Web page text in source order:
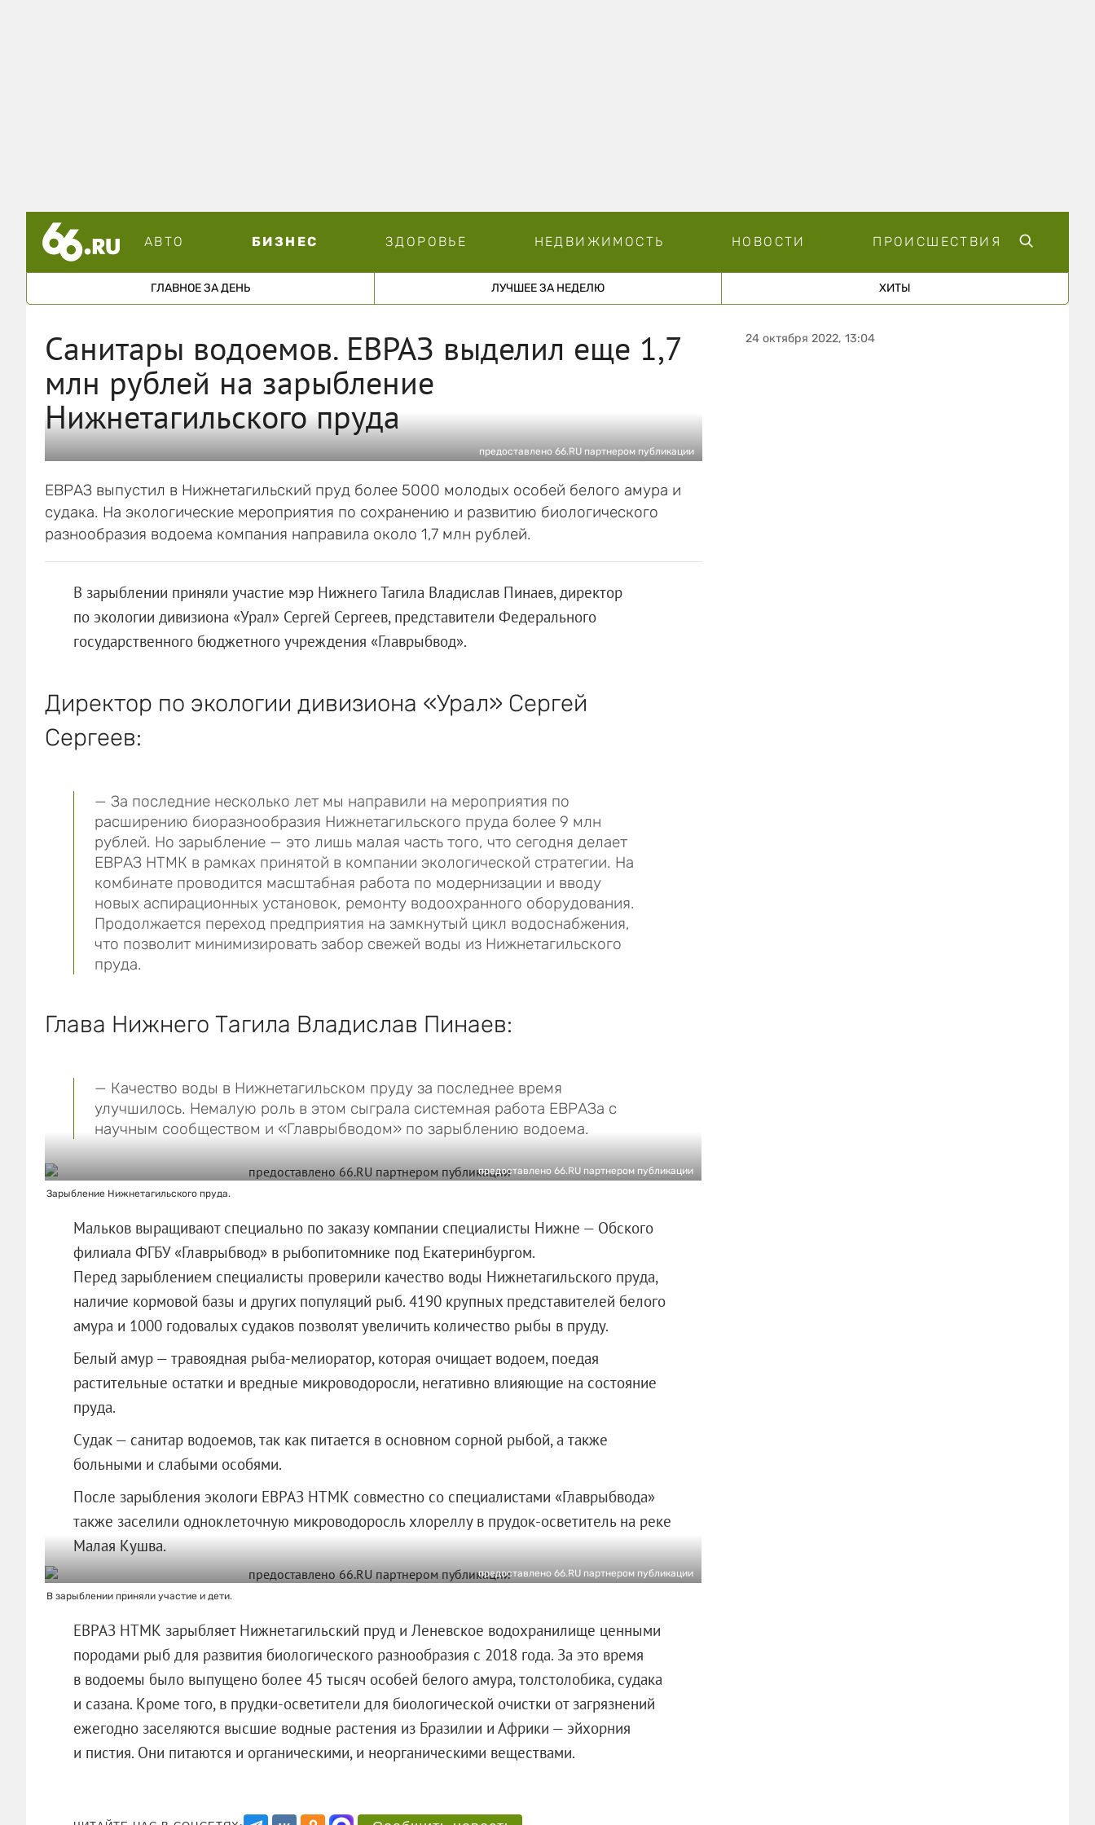
АВТО БИЗНЕС ЗДОРОВЬЕ НЕДВИЖИМОСТЬ НОВОСТИ ПРОИСШЕСТВИЯ
ГЛАВНОЕ ЗА ДЕНЬ ЛУЧШЕЕ ЗА НЕДЕЛЮ ХИТЫ
Санитары водоемов. ЕВРАЗ выделил еще 1,7
млн рублей на зарыбление
Нижнетагильского пруда
предоставлено 66.RU партнером публикации
ЕВРАЗ выпустил в Нижнетагильский пруд более 5000 молодых особей белого амура и
судака. На экологические мероприятия по сохранению и развитию биологического
разнообразия водоема компания направила около 1,7 млн рублей.
В зарыблении приняли участие мэр Нижнего Тагила Владислав Пинаев, директор
по экологии дивизиона «Урал» Сергей Сергеев, представители Федерального
государственного бюджетного учреждения «Главрыбвод».
Директор по экологии дивизиона «Урал» Сергей
Сергеев:
— За последние несколько лет мы направили на мероприятия по
расширению биоразнообразия Нижнетагильского пруда более 9 млн
рублей. Но зарыбление — это лишь малая часть того, что сегодня делает
ЕВРАЗ НТМК в рамках принятой в компании экологической стратегии. На
комбинате проводится масштабная работа по модернизации и вводу
новых аспирационных установок, ремонту водоохранного оборудования.
Продолжается переход предприятия на замкнутый цикл водоснабжения,
что позволит минимизировать забор свежей воды из Нижнетагильского
пруда.
Глава Нижнего Тагила Владислав Пинаев:
— Качество воды в Нижнетагильском пруду за последнее время
улучшилось. Немалую роль в этом сыграла системная работа ЕВРАЗа с
научным сообществом и «Главрыбводом» по зарыблению водоема.
предоставлено 66.RU партнером публикации
Зарыбление Нижнетагильского пруда.
Мальков выращивают специально по заказу компании специалисты Нижне — Обского
филиала ФГБУ «Главрыбвод» в рыбопитомнике под Екатеринбургом.
Перед зарыблением специалисты проверили качество воды Нижнетагильского пруда,
наличие кормовой базы и других популяций рыб. 4190 крупных представителей белого
амура и 1000 годовалых судаков позволят увеличить количество рыбы в пруду.
Белый амур — травоядная рыба-мелиоратор, которая очищает водоем, поедая
растительные остатки и вредные микроводоросли, негативно влияющие на состояние
пруда.
Судак — санитар водоемов, так как питается в основном сорной рыбой, а также
больными и слабыми особями.
После зарыбления экологи ЕВРАЗ НТМК совместно со специалистами «Главрыбвода»
также заселили одноклеточную микроводоросль хлореллу в прудок-осветитель на реке
Малая Кушва.
предоставлено 66.RU партнером публикации
В зарыблении приняли участие и дети.
ЕВРАЗ НТМК зарыбляет Нижнетагильский пруд и Леневское водохранилище ценными
породами рыб для развития биологического разнообразия с 2018 года. За это время
в водоемы было выпущено более 45 тысяч особей белого амура, толстолобика, судака
и сазана. Кроме того, в прудки-осветители для биологической очистки от загрязнений
ежегодно заселяются высшие водные растения из Бразилии и Африки — эйхорния
и пистия. Они питаются и органическими, и неорганическими веществами.
24 октября 2022, 13:04